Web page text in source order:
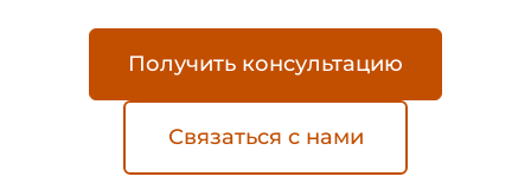
Получить консультацию
Связаться с нами